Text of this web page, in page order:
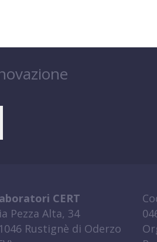
CERT
Pezza Alta, 34
Rustignè di Oderzo